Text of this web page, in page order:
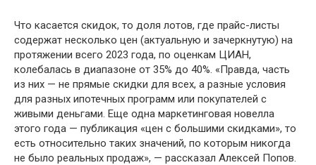
Что касается скидок, то доля лотов, где прайс-листы
содержат несколько цен (актуальную и зачеркнутую) на
протяжении всего 2023 года, по оценкам ЦИАН,
колебалась в диапазоне от 35% до 40%. «Правда, часть
из них — не прямые скидки для всех, а разные условия
для разных ипотечных программ или покупателей с
живыми деньгами. Еще одна маркетинговая новелла
этого года — публикация «цен с большими скидками», то
есть относительно таких значений, по которым никогда
не было реальных продаж», — рассказал Алексей Попов.